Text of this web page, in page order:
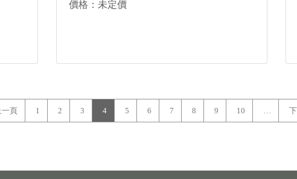
價格：未定價
一頁 1 2 3 4 5 6 7 8 9 10 …